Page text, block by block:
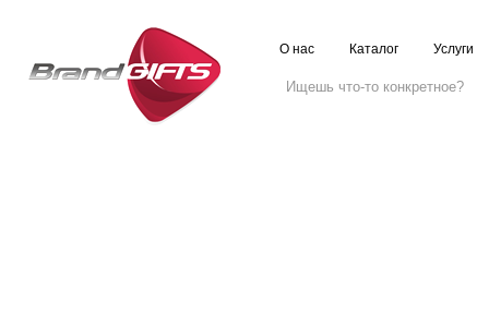
О нас Каталог Услуги